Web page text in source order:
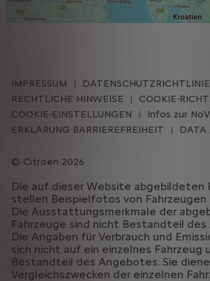
Citroën 2026
IMPRESSUM
DATENSCHUTZRICHTLINIE
RECHTLICHE HINWEISE
COOKIE-
COOKIE-EINSTELLUNGEN
Infos zur
ERKLÄRUNG BARRIEREFREIHEIT
DATA
Die auf dieser Website abgebildeten
stellen Beispielfotos von Fahrzeugen
Die Ausstattungsmerkmale der
Fahrzeuge sind nicht Bestandteil des
Die Angaben für Verbrauch und
sich nicht auf ein einzelnes Fahrzeug
Bestandteil des Angebotes. Sie
Vergleichszwecken der einzelnen